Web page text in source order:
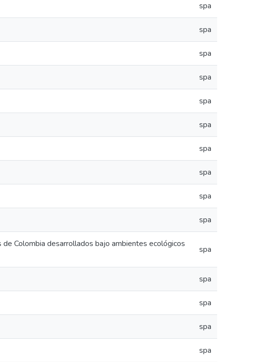
spa
spa
spa
spa
spa
spa
spa
spa
spa
spa
Colombia desarrollados bajo ambientes ecológicos
spa
spa
spa
spa
spa